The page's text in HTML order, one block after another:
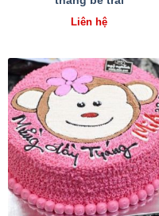
Liên hệ